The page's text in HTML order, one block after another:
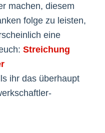
machen, diesem
folge zu leisten,
eine
Streichung
ihr das überhaupt